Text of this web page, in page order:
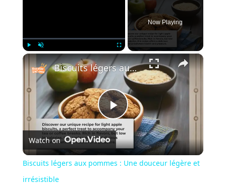
Now Playing
×
Play
Video
Biscuits légers aux pommes : Une douceur légère et irrésistible
Watch on
Biscuits légers aux pommes : Une douceur légère et
irrésistible